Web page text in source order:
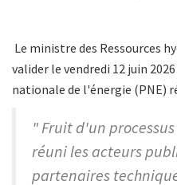
Le ministre des Ressources
valider le vendredi 12 juin
nationale de l'énergie (PNE)
" Fruit d'un
réuni les acteurs
partenaires